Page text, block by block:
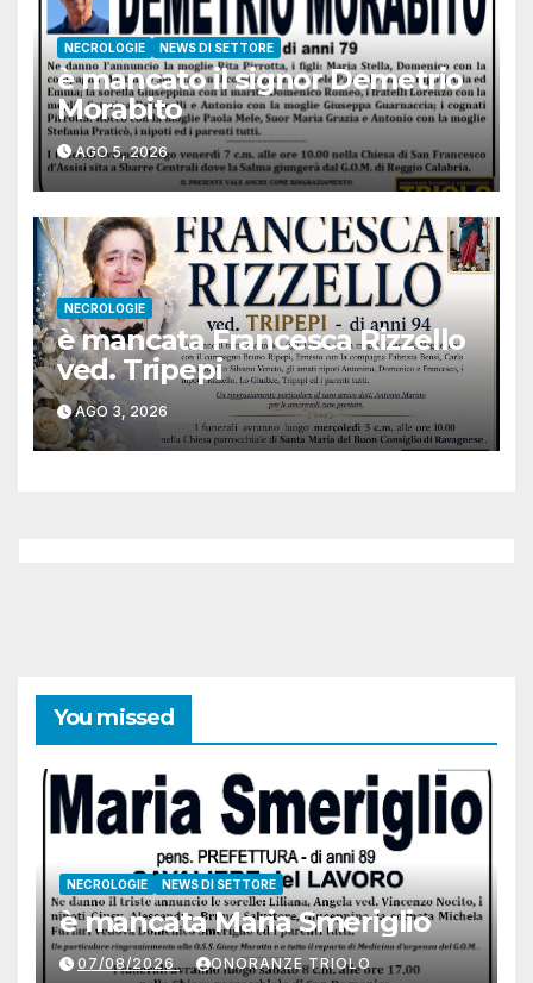
NECROLOGIE NEWS DI SETTORE
è mancato il signor Demetrio
Morabito
AGO 5, 2026
NECROLOGIE
è mancata Francesca Rizzello
ved. Tripepi
AGO 3, 2026
You missed
NECROLOGIE NEWS DI SETTORE
è mancata Maria Smeriglio
07/08/2026 ONORANZE TRIOLO